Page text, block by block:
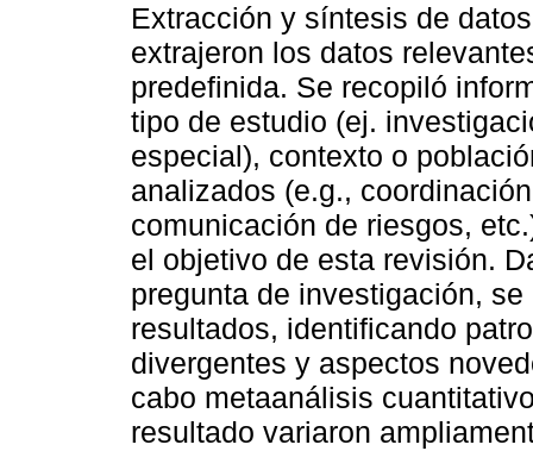
Extracción y síntesis de
extrajeron los datos
predefinida. Se recopiló
tipo de estudio (ej.
especial), contexto o
analizados (e.g.,
comunicación de riesgos,
el objetivo de esta revisión.
pregunta de investigación,
resultados, identificando
divergentes y aspectos
cabo metaanálisis
resultado variaron